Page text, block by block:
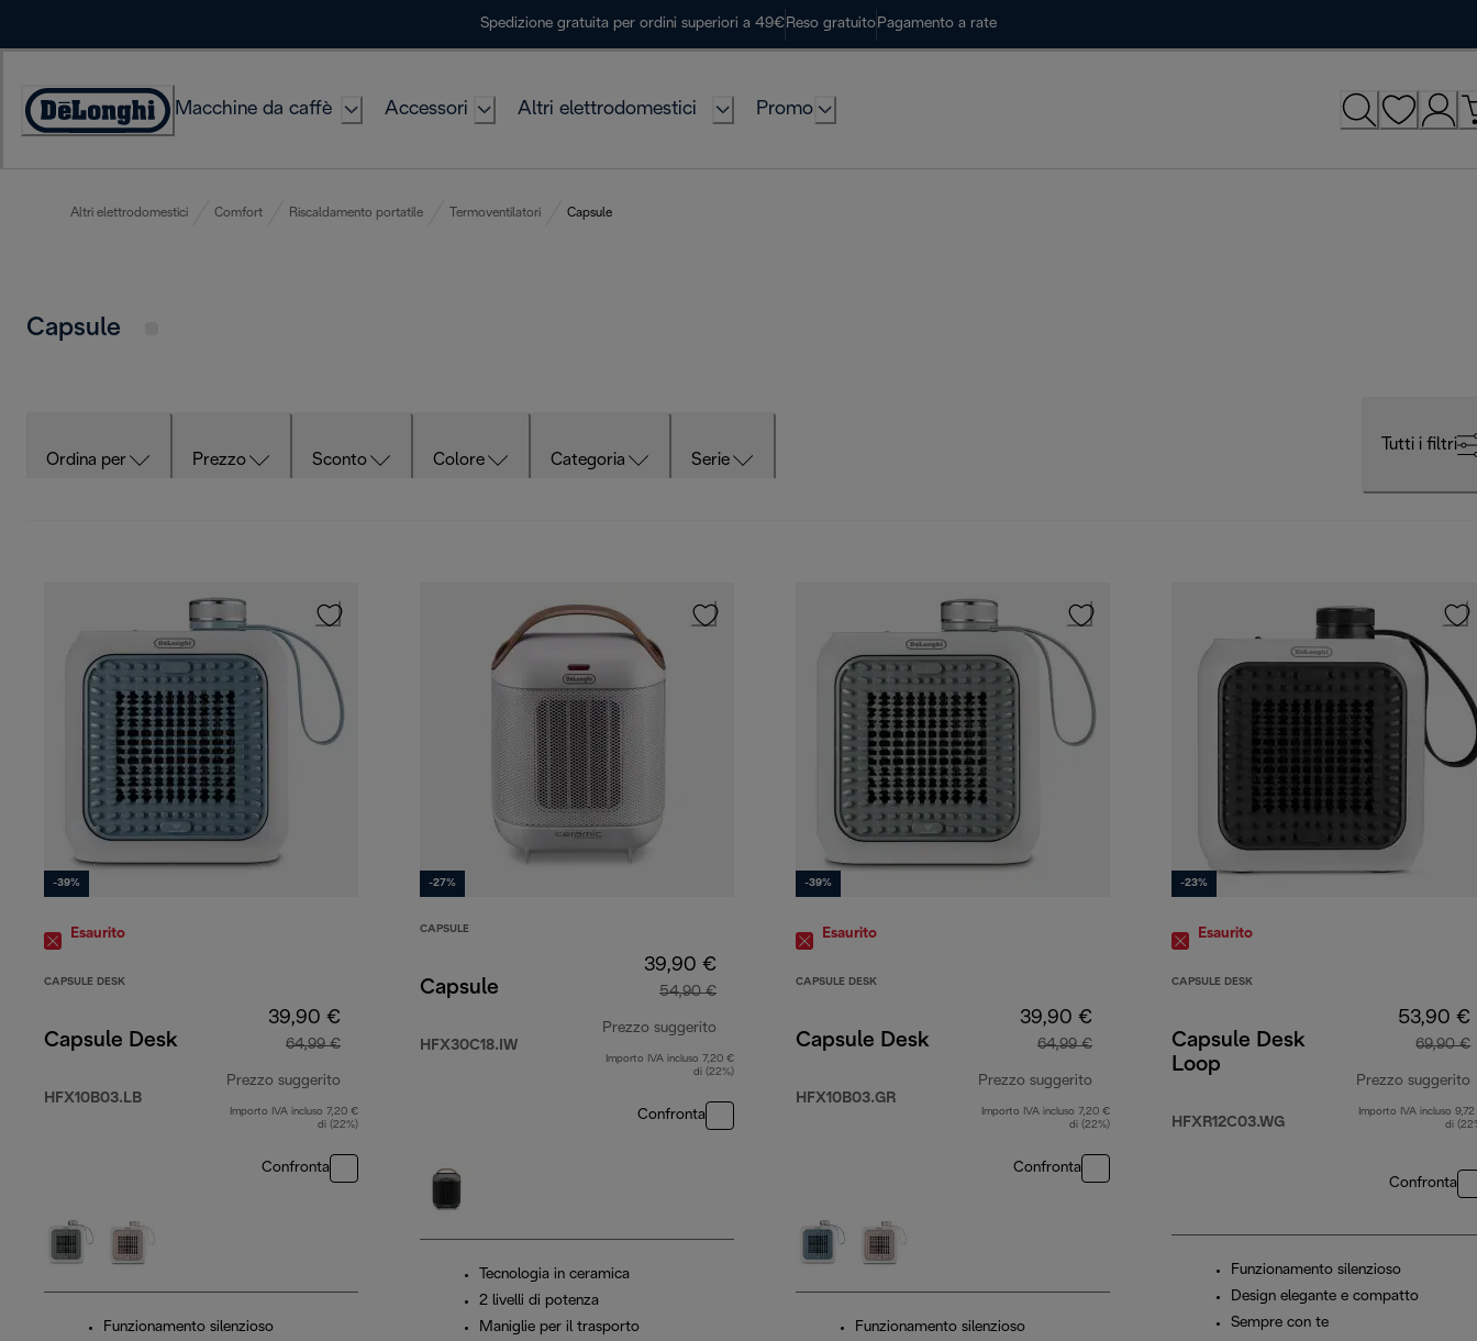
Spedizione gratuita per ordini superiori a 49€ Reso gratuito Pagamento a rate
Accessibility
Macchine da caffè Accessori Altri elettrodomestici Promo
Altri elettrodomestici Comfort Riscaldamento portatile Termoventilatori Capsule
Capsule
Ordina per Prezzo Sconto Colore Categoria Serie
Tutti i filtri
-39%
Esaurito
CAPSULE DESK
Capsule Desk
HFX10B03.LB
39,90 €
64,99 €
Prezzo suggerito
prezzo originale 64,99 €
Importo IVA incluso 7,20 €
di (22%)
Confronta
Funzionamento silenzioso
-27%
CAPSULE
Capsule
HFX30C18.IW
39,90 €
54,90 €
Prezzo suggerito
prezzo originale 54,90 €
Importo IVA incluso 7,20 €
di (22%)
Confronta
Tecnologia in ceramica
2 livelli di potenza
Maniglie per il trasporto
-39%
Esaurito
CAPSULE DESK
Capsule Desk
HFX10B03.GR
39,90 €
64,99 €
Prezzo suggerito
prezzo originale 64,99 €
Importo IVA incluso 7,20 €
di (22%)
Confronta
Funzionamento silenzioso
-23%
Esaurito
CAPSULE DESK
Capsule Desk
Loop
HFXR12C03.WG
53,90 €
69,90 €
Prezzo suggerito
Importo IVA incluso
di
Confronta
Funzionamento silenzioso
Design elegante e compatto
Sempre con te